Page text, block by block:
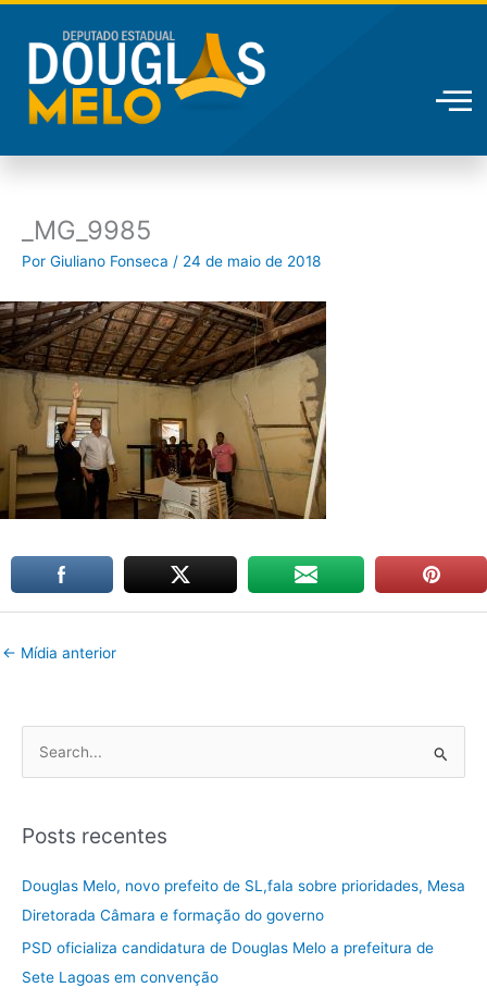
conteúdo
_MG_9985
Por Giuliano Fonseca / 24 de maio de 2018
← Mídia anterior
qPosts recentes
Douglas Melo, novo prefeito de SL,fala sobre prioridades, Mesa
Diretorada Câmara e formação do governo
PSD oficializa candidatura de Douglas Melo a prefeitura de
Sete Lagoas em convenção